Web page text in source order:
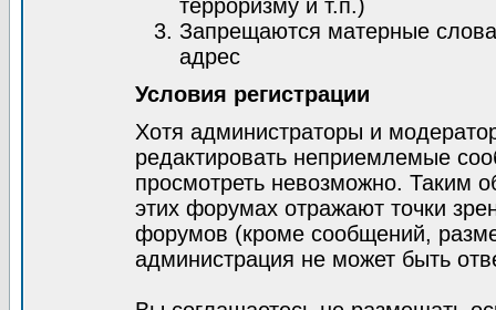
терроризму и т.п.)
Запрещаются матерные
адрес
Условия регистрации
Хотя администраторы и
редактировать неприемлемые
просмотреть невозможно. Таким
этих форумах отражают точки
форумов (кроме сообщений,
администрация не может быть